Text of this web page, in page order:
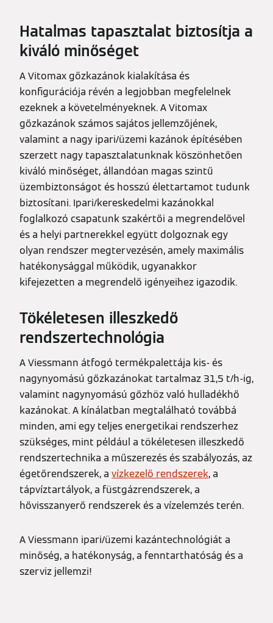
Hatalmas tapasztalat biztosítja a
kiváló minőséget
A Vitomax gőzkazánok kialakítása és
konfigurációja révén a legjobban megfelelnek
ezeknek a követelményeknek. A Vitomax
gőzkazánok számos sajátos jellemzőjének,
valamint a nagy ipari/üzemi kazánok építésében
szerzett nagy tapasztalatunknak köszönhetően
kiváló minőséget, állandóan magas szintű
üzembiztonságot és hosszú élettartamot tudunk
biztosítani. Ipari/kereskedelmi kazánokkal
foglalkozó csapatunk szakértői a megrendelővel
és a helyi partnerekkel együtt dolgoznak egy
olyan rendszer megtervezésén, amely maximális
hatékonysággal működik, ugyanakkor
kifejezetten a megrendelő igényeihez igazodik.
Tökéletesen illeszkedő
rendszertechnológia
A Viessmann átfogó termékpalettája kis- és
nagynyomású gőzkazánokat tartalmaz 31,5 t/h-ig,
valamint nagynyomású gőzhöz való hulladékhő
kazánokat. A kínálatban megtalálható továbbá
minden, ami egy teljes energetikai rendszerhez
szükséges, mint például a tökéletesen illeszkedő
rendszertechnika a műszerezés és szabályozás, az
égetőrendszerek, a vízkezelő rendszerek, a
tápvíztartályok, a füstgázrendszerek, a
hővisszanyerő rendszerek és a vízelemzés terén.
A Viessmann ipari/üzemi kazántechnológiát a
minőség, a hatékonyság, a fenntarthatóság és a
szerviz jellemzi!